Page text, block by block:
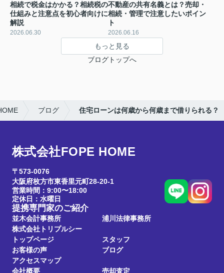
相続で税金はかかる？相続税の
仕組みと注意点を初心者向けに
解説
2026.06.30
不動産の共有名義とは？売却・
相続・管理で注意したいポイン
ト
2026.06.16
もっと見る
ブログトップへ
ブログ 住宅ローンは何歳から何歳まで借りられる？
株式会社FOPE HOME
〒573-0076
大阪府枚方市東香里元町28-20-1
営業時間：9:00〜18:00
定休日：水曜日
提携専門家のご紹介
並木会計事務所
浦川法律事務所
株式会社トリプルシー
トップページ
スタッフ
お客様の声
ブログ
アクセスマップ
会社概要
売却査定